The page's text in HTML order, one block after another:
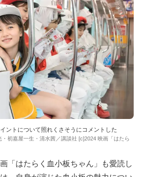
ントについて照れくさそうにコメントした
初嘉屋一生・清水茜／講談社 [c]2024 映画「はたら
「はたらく血小板ちゃん」も愛読し